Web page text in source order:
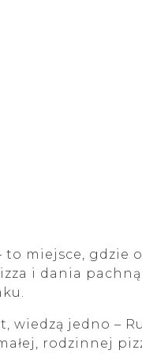
miejsce, gdzie
i dania
wiedzą jedno –
rodzinnej